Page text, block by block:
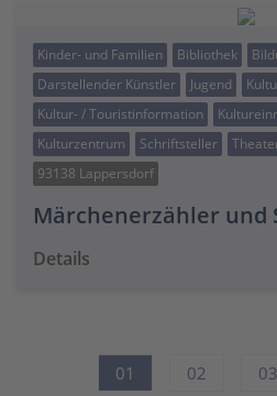
Kinder- und Familien Bibliothek
Darstellender Künstler
Jugend
Kultur- / Touristinformation
Kulturzentrum
Schriftsteller
93138 Lappersdorf
Märchenerzähler und
Details
01 02 03